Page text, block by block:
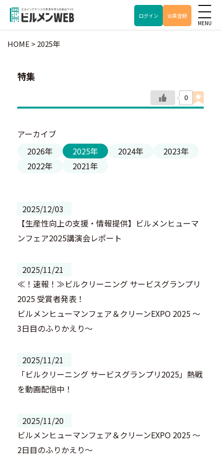
ログイン 会員登録
HOME > 2025年
特集
0
アーカイブ
2026年
2025年 2024年
2023年
2022年
2021年
2025/12/03
【生産性向上の支援・情報提供】ビルメンヒューマ
ンフェア2025講演会レポート
2025/11/21
≪！速報！≫ビルクリーニング サービスグランプリ
2025 受賞者発表！
ビルメンヒューマンフェア＆クリーンEXPO 2025 ～
3日目のふりかえり～
2025/11/21
「ビルクリーニング サービスグランプリ2025」熱戦
を動画配信中！
2025/11/20
ビルメンヒューマンフェア＆クリーンEXPO 2025 ～
2日目のふりかえり～